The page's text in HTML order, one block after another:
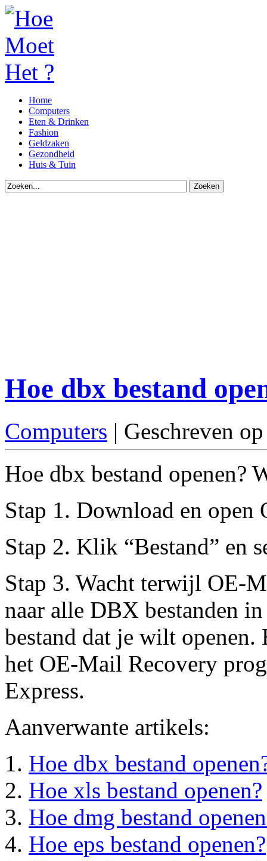
Home
Computers
Eten & Drinken
Fashion
Geldzaken
Gezondheid
Huis & Tuin
Hoe dbx bestand
Computers | Geschreven
Hoe dbx bestand openen?
Stap 1. Download en open
Stap 2. Klik “Bestand” en
Stap 3. Wacht terwijl OE-
naar alle DBX bestanden
bestand dat je wilt
het OE-Mail Recovery
Express.
Aanverwante artikels:
Hoe dbx bestand
Hoe xls bestand openen?
Hoe dmg bestand
Hoe eps bestand openen?